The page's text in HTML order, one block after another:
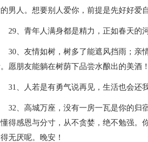
男人。想要别人爱你，前提是先好好爱
29、青年人满身都是精力，正如春天的
30、友情如树，树多了能遮风挡雨；亲
愿朋友能躺在树荫下品尝水酿出的美酒
31、人若是有勇气说再见，生活也会还
32、高城万座，没有一房一瓦是你的归
得感恩与分寸，从不贪婪，绝不勉强。
无厌呢。晚安！